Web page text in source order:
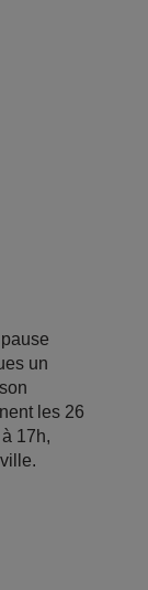
un
les 26
17h,